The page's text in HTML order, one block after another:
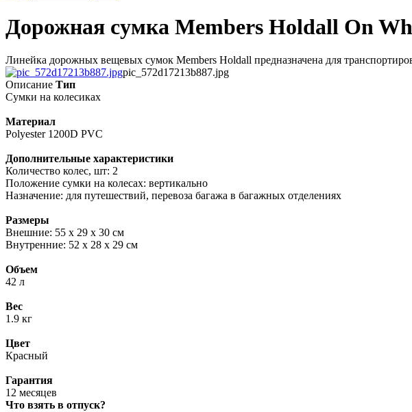
Дорожная сумка Members Holdall On
Линейка дорожных вещевых сумок Members Holdall предназначена для
pic_572d17213b887.jpg
Описание Тип
Сумки на колесиках
Материал
Polyester 1200D PVC
Дополнительные характеристики
Количество колес, шт: 2
Положение сумки на колесах: вертикально
Назначение: для путешествий, перевоза багажа в багажных отделениях
Размеры
Внешние: 55 х 29 х 30 см
Внутренние: 52 х 28 х 29 см
Объем
42 л
Вес
1.9 кг
Цвет
Красный
Гарантия
12 месяцев
Что взять в отпуск?